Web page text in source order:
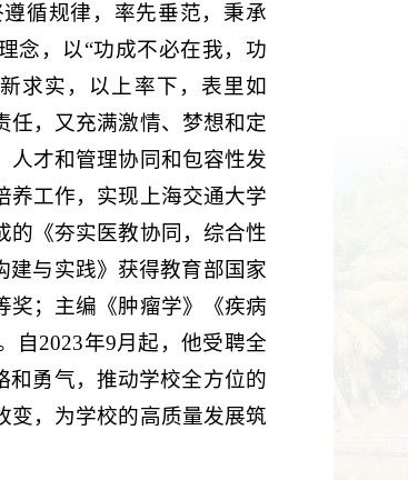
循规律，率先垂范，秉承
念，以“功成不必在我，功
求实，以上率下，表里如
任，又充满激情、梦想和定
人才和管理协同和包容性发
养工作，实现上海交通大学
的《夯实医教协同，综合性
建与实践》获得教育部国家
奖；主编《肿瘤学》《疾病
自2023年9月起，他受聘全
和勇气，推动学校全方位的
变，为学校的高质量发展筑